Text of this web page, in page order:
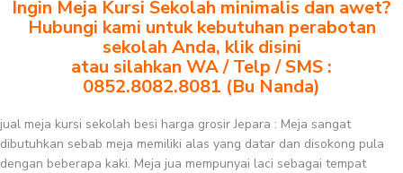
Ingin Meja Kursi Sekolah minimalis dan awet?
Hubungi kami untuk kebutuhan perabotan
sekolah Anda, klik disini
atau silahkan WA / Telp / SMS :
0852.8082.8081 (Bu Nanda)
jual meja kursi sekolah besi harga grosir Jepara : Meja sangat
dibutuhkan sebab meja memiliki alas yang datar dan disokong pula
dengan beberapa kaki. Meja jua mempunyai laci sebagai tempat